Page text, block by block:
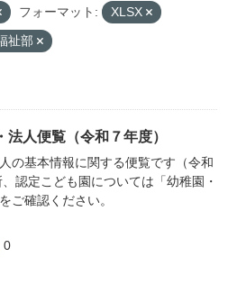
フォーマット:
XLSX
祉部
法人便覧（令和７年度）
の基本情報に関する便覧です（令和
認定こども園については「幼稚園・
ご確認ください。
0